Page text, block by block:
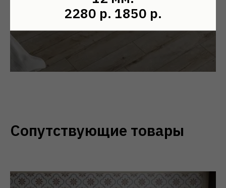
коллекция Natura Line 8 мм 32 класс
Сопутствующие товары
2280 р. 1850 р.